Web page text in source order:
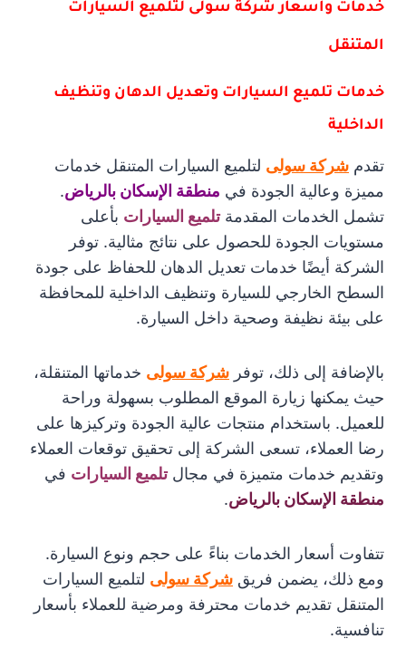
خدمات وأسعار شركة سولى لتلميع السيارات
المتنقل
خدمات تلميع السيارات وتعديل الدهان وتنظيف
الداخلية
تقدم شركة سولى لتلميع السيارات المتنقل خدمات
مميزة وعالية الجودة في منطقة الإسكان بالرياض.
تشمل الخدمات المقدمةتلميع السيارات بأعلى
مستويات الجودة للحصول على نتائج مثالية. توفر
الشركة أيضًا خدمات تعديل الدهان للحفاظ على جودة
السطح الخارجي للسيارة وتنظيف الداخلية للمحافظة
على بيئة نظيفة وصحية داخل السيارة.
بالإضافة إلى ذلك، توفر شركة سولى خدماتها المتنقلة،
حيث يمكنها زيارة الموقع المطلوب بسهولة وراحة
للعميل. باستخدام منتجات عالية الجودة وتركيزها على
رضا العملاء، تسعى الشركة إلى تحقيق توقعات العملاء
وتقديم خدمات متميزة في مجالتلميع السيارات في
منطقة الإسكان بالرياض.
تتفاوت أسعار الخدمات بناءً على حجم ونوع السيارة.
ومع ذلك، يضمن فريق شركة سولى لتلميع السيارات
المتنقل تقديم خدمات محترفة ومرضية للعملاء بأسعار
تنافسية.